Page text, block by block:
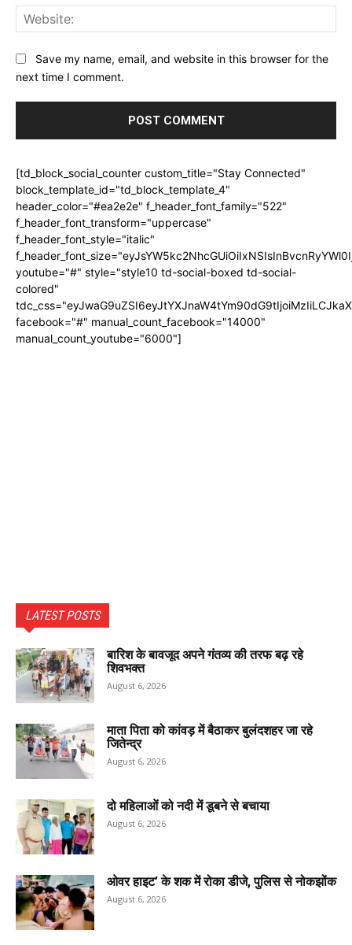
Save my name, email, and website in this browser for the
next time I comment.
[td_block_social_counter custom_title="Stay Connected"
block_template_id="td_block_template_4"
header_color="#ea2e2e" f_header_font_family="522"
f_header_font_transform="uppercase"
f_header_font_style="italic"
youtube="#" style="style10 td-social-boxed td-social-
colored"
facebook="#" manual_count_facebook="14000"
manual_count_youtube="6000"]
LATEST POSTS
बारिश के बावजूद अपने गंतव्य की तरफ बढ़ रहे
शिवभक्त
August 6, 2026
माता पिता को कांवड़ में बैठाकर बुलंदशहर जा रहे
जितेन्द्र
August 6, 2026
दो महिलाओं को नदी में डूबने से बचाया
August 6, 2026
ओवर हाइट’ के शक में रोका डीजे, पुलिस से नोकझोंक
August 6, 2026